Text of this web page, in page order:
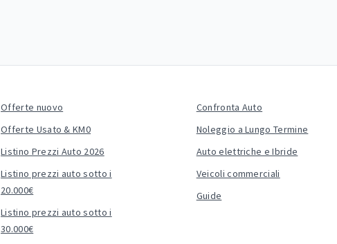
Offerte nuovo
Offerte Usato & KM0
Listino Prezzi Auto 2026
Listino prezzi auto sotto i
20.000€
Listino prezzi auto sotto i
30.000€
Confronta Auto
Noleggio a Lungo Termine
Auto elettriche e Ibride
Veicoli commerciali
Guide